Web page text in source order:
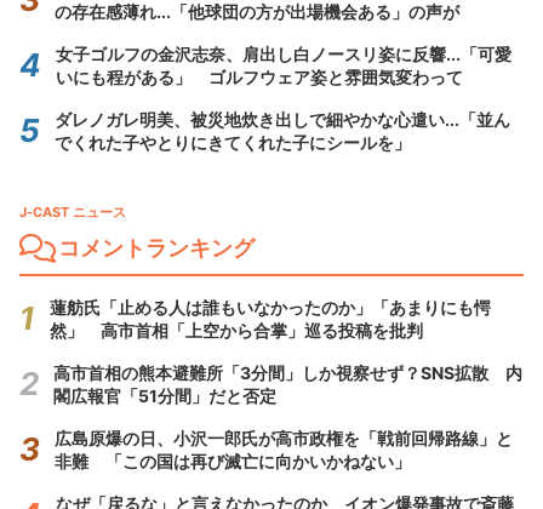
の存在感薄れ...「他球団の方が出場機会ある」の声が
女子ゴルフの金沢志奈、肩出し白ノースリ姿に反響...「可愛
いにも程がある」 ゴルフウェア姿と雰囲気変わって
ダレノガレ明美、被災地炊き出しで細やかな心遣い...「並ん
でくれた子やとりにきてくれた子にシールを」
J-CAST ニュース
コメントランキング
蓮舫氏「止める人は誰もいなかったのか」「あまりにも愕
然」 高市首相「上空から合掌」巡る投稿を批判
高市首相の熊本避難所「3分間」しか視察せず？SNS拡散 内
閣広報官「51分間」だと否定
広島原爆の日、小沢一郎氏が高市政権を「戦前回帰路線」と
非難 「この国は再び滅亡に向かいかねない」
なぜ「戻るな」と言えなかったのか イオン爆発事故で斎藤